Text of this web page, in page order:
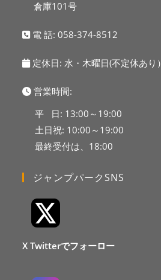
倉庫101号
電 話:058-374-8512
定休日: 水・木曜日(不定休あり）
営業時間:
平 日: 13:00～19:00
土日祝: 10:00～19:00
最終受付は、18:00
ジャンプパークSNS
X Twitterでフォーロー